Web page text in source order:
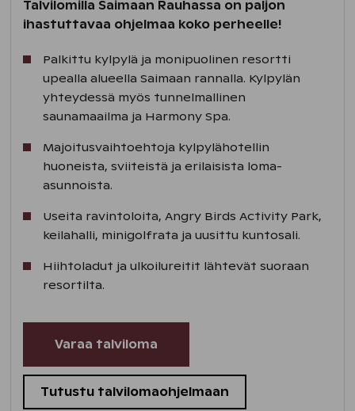
Talvilomilla Saimaan Rauhassa on paljon
ihastuttavaa ohjelmaa koko perheelle!
Palkittu kylpylä ja monipuolinen resortti
upealla alueella Saimaan rannalla. Kylpylän
yhteydessä myös tunnelmallinen
saunamaailma ja Harmony Spa.
Majoitusvaihtoehtoja kylpylähotellin
huoneista, sviiteistä ja erilaisista loma-
asunnoista.
Useita ravintoloita, Angry Birds Activity Park,
keilahalli, minigolfrata ja uusittu kuntosali.
Hiihtoladut ja ulkoilureitit lähtevät suoraan
resortilta.
Varaa talviloma
Tutustu talvilomaohjelmaan